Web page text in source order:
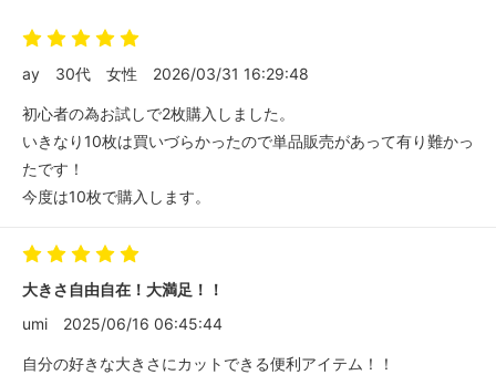
ay 30代 女性 2026/03/31 16:29:48
初心者の為お試しで2枚購入しました。
いきなり10枚は買いづらかったので単品販売があって有り難かっ
たです！
今度は10枚で購入します。
大きさ自由自在！大満足！！
umi
2025/06/16 06:45:44
自分の好きな大きさにカットできる便利アイテム！！